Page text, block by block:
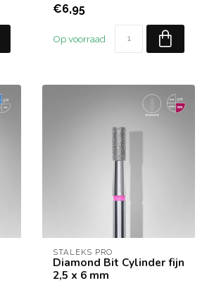
€6,95
Op voorraad
STALEKS PRO
Diamond Bit Cylinder fijn
2,5 x 6 mm